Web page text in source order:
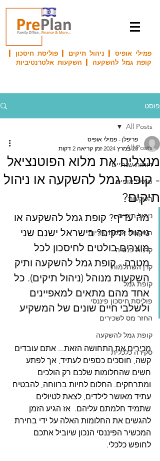
פמילי אופיס | ניהול תיקים | פוליסת חיסכון |
קופת גמל להשקעה | השקעות אלטרנטיביות
פוסט
All Posts
דוחות שנתיים
פמילי אופיס
השקעות
ניהול תיקים
השקעות אלטרנטיביות
קרנות פנסיה
קרן השתלמות
קופת גמל
פוליסת חיסכון פיננסי
החזר מס לשכירים
קופת גמל להשקעה
סקירה כלכלית
All Posts
מנצלים את מלוא הפוטנציאל
- קופת גמל להשקעה או ניהול
תיקים?
פריפלן - פמילי אופיס
28 במרץ 2024
זמן קריאה 2 דקות
מה עדיף? קופת גמל להשקעה או
ניהול תיקים? בישראל ישנם שני
מוצרים בולטים לחיסכון לכל
מטרה - קופת גמל להשקעה ותיק
השקעות מנוהל (ניהול תיקים). כל
אחד מהם מתאים למאפיינים
ולשלבי חיים שונים של המשקיע
מכירים את התחושה הזאת... אתם עובדים
קשה, חוסכים כספים לעתיד, אך לפתע
חשים שהחלומות שלכם רק הולכים
ומתרחקים. החלום לחיות ברווחה, להבטיח
עתיד מאושר לילדים, לצאת לטיולים
שתמיד חלמתם עליהם.  אז הגיע הזמן
להגשים את החלומות האלה על ידי בחירת
המכשיר הפיננסי הנכון שיוביל אתכם
לחופש כלכלי.